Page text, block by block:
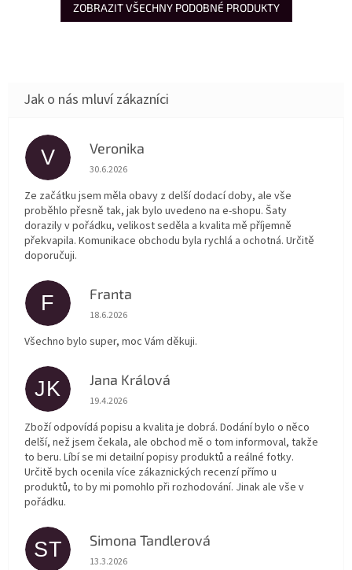
ZOBRAZIT VŠECHNY PODOBNÉ PRODUKTY
V Veronika
Hodnocení obchodu je 5 z 5 hvězdiček.
30.6.2026
Ze začátku jsem měla obavy z delší dodací doby, ale vše
proběhlo přesně tak, jak bylo uvedeno na e-shopu. Šaty
dorazily v pořádku, velikost seděla a kvalita mě příjemně
překvapila. Komunikace obchodu byla rychlá a ochotná. Určitě
doporučuji.
F Franta
Hodnocení obchodu je 5 z 5 hvězdiček.
18.6.2026
Všechno bylo super, moc Vám děkuji.
JK Jana Králová
Hodnocení obchodu je 5 z 5 hvězdiček.
19.4.2026
Zboží odpovídá popisu a kvalita je dobrá. Dodání bylo o něco
delší, než jsem čekala, ale obchod mě o tom informoval, takže
to beru. Líbí se mi detailní popisy produktů a reálné fotky.
Určitě bych ocenila více zákaznických recenzí přímo u
produktů, to by mi pomohlo při rozhodování. Jinak ale vše v
pořádku.
ST Simona Tandlerová
Hodnocení obchodu je 5 z 5 hvězdiček.
13.3.2026